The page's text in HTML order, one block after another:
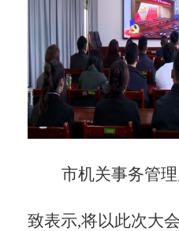
市机关事务管
致表示,将以此次大